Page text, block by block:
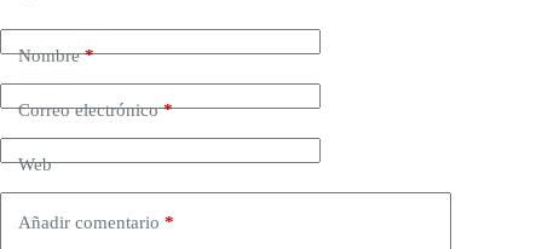
Nombre*
Correo electrónico*
Web
Añadir comentario *